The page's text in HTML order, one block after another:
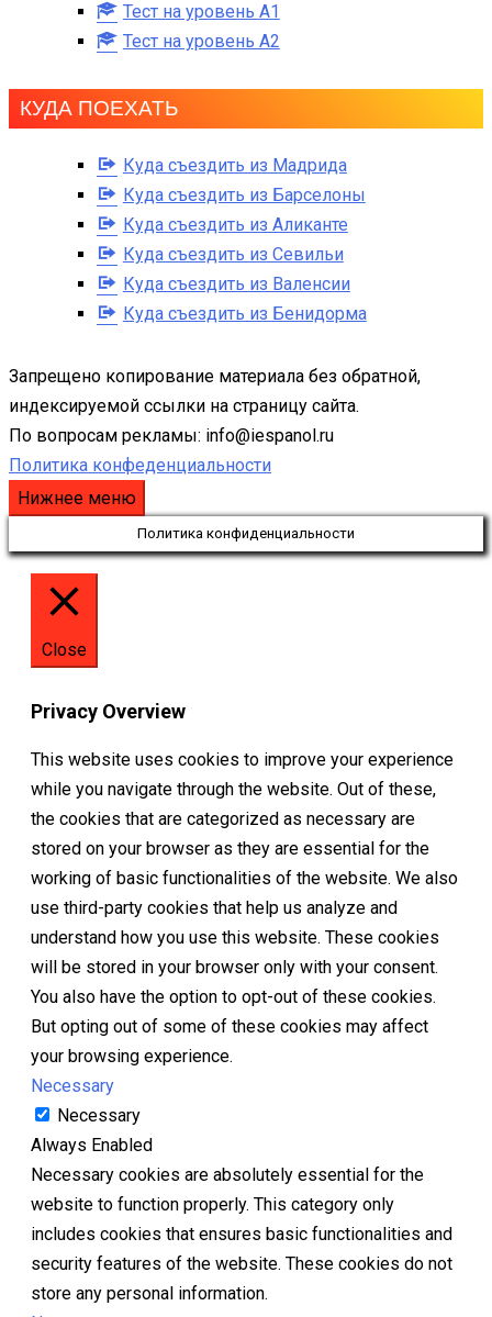
Тест на уровень A1
Тест на уровень A2
КУДА ПОЕХАТЬ
Куда съездить из Мадрида
Куда съездить из Барселоны
Куда съездить из Аликанте
Куда съездить из Севильи
Куда съездить из Валенсии
Куда съездить из Бенидорма
Запрещено копирование материала без обратной,
индексируемой ссылки на страницу сайта.
По вопросам рекламы: info@iespanol.ru
Политика конфеденциальности
Нижнее меню
Политика конфиденциальности
Close
Privacy Overview
This website uses cookies to improve your experience
while you navigate through the website. Out of these,
the cookies that are categorized as necessary are
stored on your browser as they are essential for the
working of basic functionalities of the website. We also
use third-party cookies that help us analyze and
understand how you use this website. These cookies
will be stored in your browser only with your consent.
You also have the option to opt-out of these cookies.
But opting out of some of these cookies may affect
your browsing experience.
Necessary
Necessary
Always Enabled
Necessary cookies are absolutely essential for the
website to function properly. This category only
includes cookies that ensures basic functionalities and
security features of the website. These cookies do not
store any personal information.